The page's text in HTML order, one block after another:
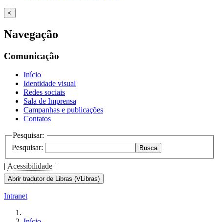
/".
This
shortcut
activates
screen
help
navigate
interact
the
content.
<
Navegação
Comunicação
Início
Identidade visual
Redes sociais
Sala de Imprensa
Campanhas e publicações
Contatos
Pesquisar:
Pesquisar:
Busca
| Acessibilidade |
Abrir tradutor de Libras (VLibras)
Intranet